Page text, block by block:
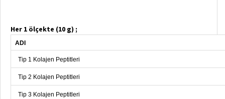
Her 1 ölçekte (10 g) ;
ADI
Tip 1 Kolajen Peptitleri
Tip 2 Kolajen Peptitleri
Tip 3 Kolajen Peptitleri